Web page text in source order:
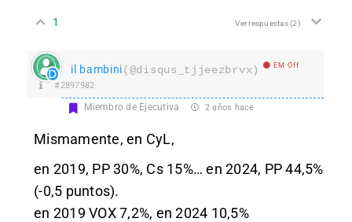
1 Ver respuestas(2)
il bambini(@disqus_tjjeezbrvx) EM Off
#2897982
Miembro de Ejecutiva 2 años hace
Mismamente, en CyL,
en 2019, PP 30%, Cs 15%… en 2024, PP 44,5%
(-0,5 puntos).
en 2019 VOX 7,2%, en 2024 10,5%